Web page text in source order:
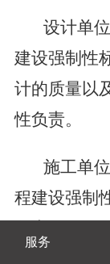
设计单
建设强制性
计的质量以
性负责。
施工单
程建设强制
服务